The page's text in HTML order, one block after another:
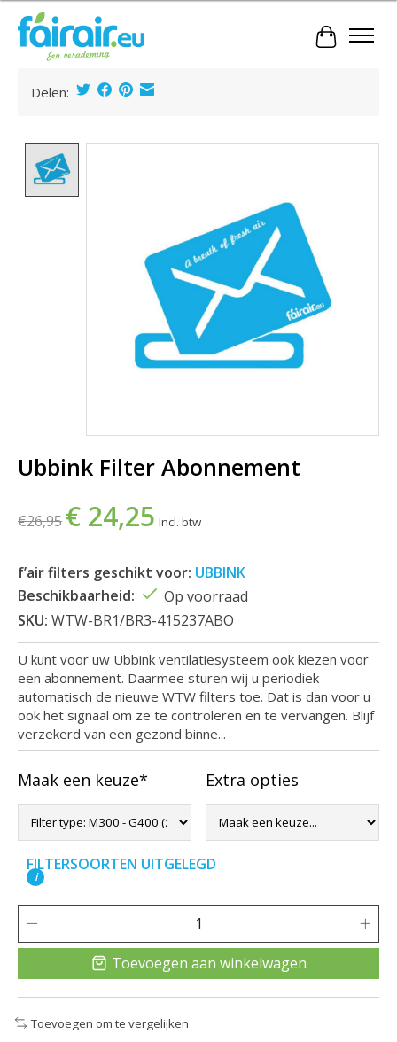
Delen:
Ubbink Filter Abonnement
€26,95 € 24,25 Incl. btw
f’air filters geschikt voor: UBBINK
Beschikbaarheid:
Op voorraad
SKU: WTW-BR1/BR3-415237ABO
U kunt voor uw Ubbink ventilatiesysteem ook kiezen voor
een abonnement. Daarmee sturen wij u periodiek
automatisch de nieuwe WTW filters toe. Dat is dan voor u
ook het signaal om ze te controleren en te vervangen. Blijf
verzekerd van een gezond binne...
Maak een keuze* Extra opties
FILTERSOORTEN UITGELEGD
i
Toevoegen aan winkelwagen
Toevoegen om te vergelijken